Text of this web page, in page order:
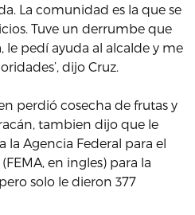
La comunidad es la que se
Tuve un derrumbe que
le pedí ayuda al alcalde y me
dijo Cruz.
perdió cosecha de frutas y
tambien dijo que le
Agencia Federal para el
en ingles) para la
solo le dieron 377